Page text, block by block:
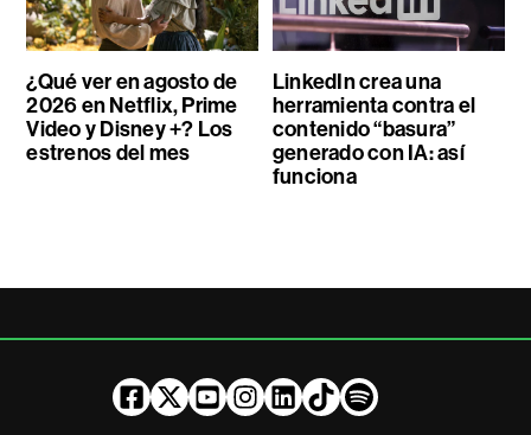
¿Qué ver en agosto de
2026 en Netflix, Prime
Video y Disney +? Los
estrenos del mes
LinkedIn crea una
herramienta contra el
contenido “basura”
generado con IA: así
funciona